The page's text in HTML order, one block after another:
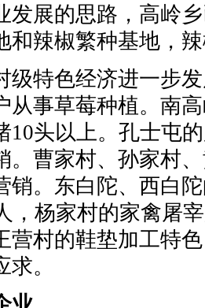
发展的思路，高岭
和辣椒繁种基地，
色经济进一步发
从事草莓种植。南
10头以上。孔士屯
。曹家村、孙家村
销。东白陀、西白
，杨家村的家禽屠
营村的鞋垫加工特
。